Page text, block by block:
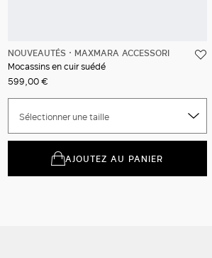
NOUVEAUTÉS
MAXMARA ACCESSORI
Mocassins en cuir suédé
599,00 €
Sélectionner une taille
AJOUTEZ AU PANIER